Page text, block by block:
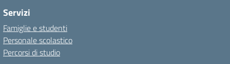
Servizi
Famiglie e studenti
Personale scolastico
Percorsi di studio